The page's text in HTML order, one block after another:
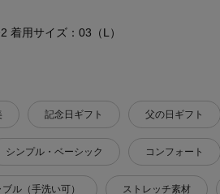
着用サイズ：03（L）
記念日ギフト 父の日ギフト
シンプル・ベーシック コンフォート
ル（手洗い可） ストレッチ素材